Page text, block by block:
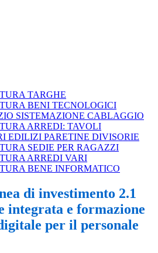
TARGHE
BENI TECNOLOGICI
SISTEMAZIONE CABLAGGIO
ARREDI: TAVOLI
EDILIZI PARETINE DIVISORIE
SEDIE PER RAGAZZI
ARREDI VARI
BENE INFORMATICO
di investimento 2.1
integrata e formazione
per il personale